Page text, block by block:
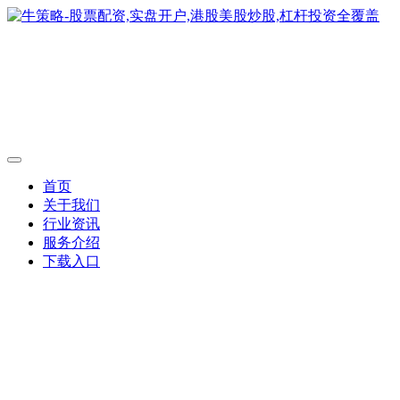
首页
关于我们
行业资讯
服务介绍
下载入口